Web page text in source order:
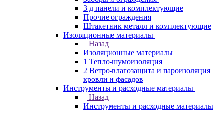
3 д панели и комплектующие
Прочие ограждения
Штакетник металл и комплектующие
Изоляционные материалы
Назад
Изоляционные материалы
1 Тепло-шумоизоляция
2 Ветро-влагозащита и пароизоляция
кровли и фасадов
Инструменты и расходные материалы
Назад
Инструменты и расходные материалы